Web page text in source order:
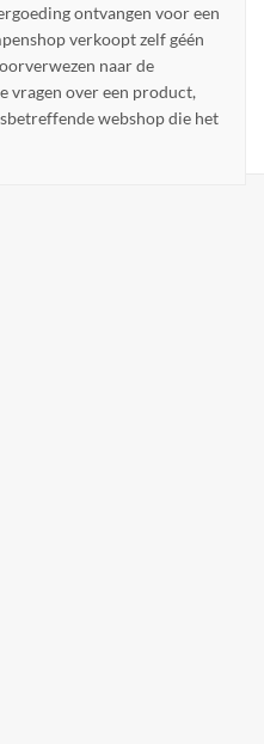
ontvangen voor een
verkoopt zelf géén
naar de
vragen over een product,
webshop die het